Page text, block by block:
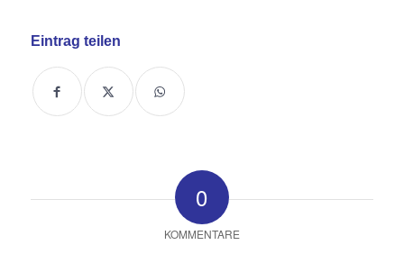
Eintrag teilen
0
KOMMENTARE